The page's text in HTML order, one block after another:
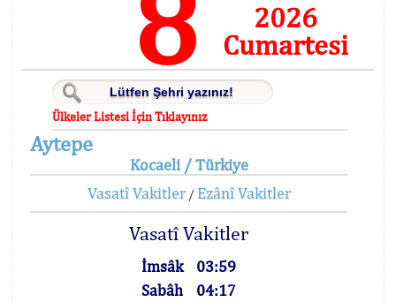
2026
Cumartesi
Ülkeler Listesi İçin Tıklayınız
Aytepe
Kocaeli / Türkiye
Vasatî Vakitler/ Ezânî Vakitler
Vasatî Vakitler
İmsâk
03:59
Sabâh
04:17